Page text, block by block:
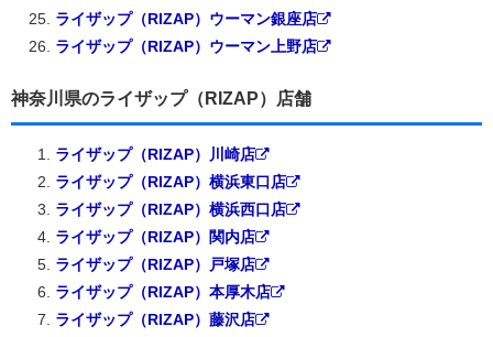
ライザップ（RIZAP）ウーマン銀座店
ライザップ（RIZAP）ウーマン上野店
神奈川県のライザップ（RIZAP）店舗
ライザップ（RIZAP）川崎店
ライザップ（RIZAP）横浜東口店
ライザップ（RIZAP）横浜西口店
ライザップ（RIZAP）関内店
ライザップ（RIZAP）戸塚店
ライザップ（RIZAP）本厚木店
ライザップ（RIZAP）藤沢店